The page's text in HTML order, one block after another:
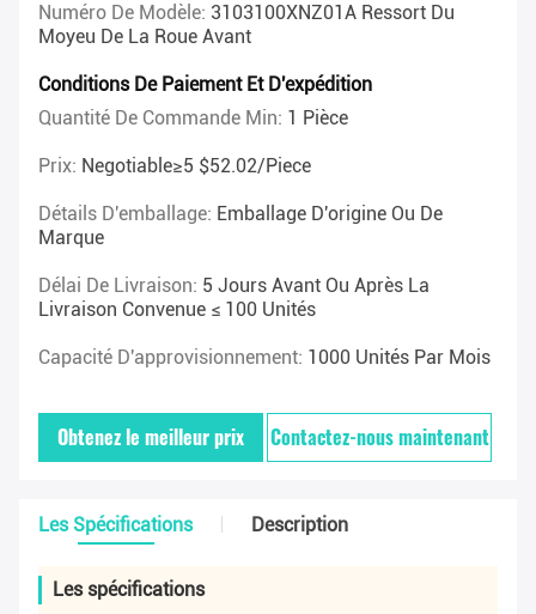
Numéro De Modèle: 3103100XNZ01A Ressort Du
Moyeu De La Roue Avant
Conditions De Paiement Et D'expédition
Quantité De Commande Min: 1 Pièce
Prix: Negotiable≥5 $52.02/piece
Détails D'emballage: Emballage D'origine Ou De
Marque
Délai De Livraison: 5 Jours Avant Ou Après La
Livraison Convenue ≤ 100 Unités
Capacité D'approvisionnement: 1000 Unités Par Mois
Obtenez le meilleur prix Contactez-nous maintenant
Les Spécifications Description
Les spécifications